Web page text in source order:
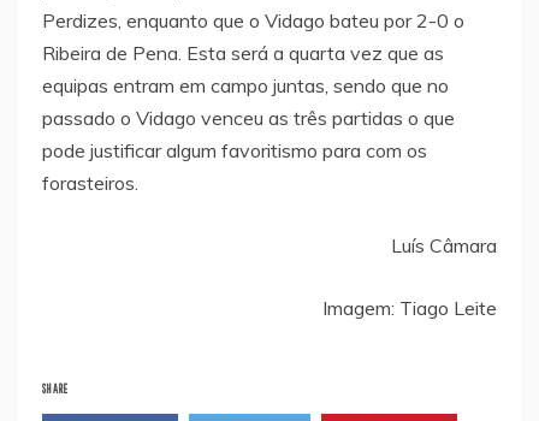
Perdizes, enquanto que o Vidago bateu por 2-0 o
Ribeira de Pena. Esta será a quarta vez que as
equipas entram em campo juntas, sendo que no
passado o Vidago venceu as três partidas o que
pode justificar algum favoritismo para com os
forasteiros.
Luís Câmara
Imagem: Tiago Leite
SHARE